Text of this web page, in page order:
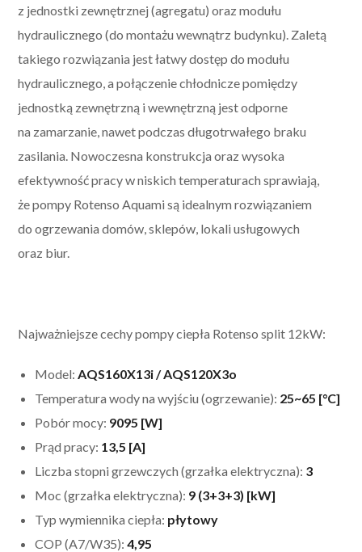
z jednostki zewnętrznej (agregatu) oraz modułu
hydraulicznego (do montażu wewnątrz budynku). Zaletą
takiego rozwiązania jest łatwy dostęp do modułu
hydraulicznego, a połączenie chłodnicze pomiędzy
jednostką zewnętrzną i wewnętrzną jest odporne
na zamarzanie, nawet podczas długotrwałego braku
zasilania. Nowoczesna konstrukcja oraz wysoka
efektywność pracy w niskich temperaturach sprawiają,
że pompy Rotenso Aquami są idealnym rozwiązaniem
do ogrzewania domów, sklepów, lokali usługowych
oraz biur.
Najważniejsze cechy pompy ciepła Rotenso split 12kW:
Model: AQS160X13i / AQS120X3o
Temperatura wody na wyjściu (ogrzewanie): 25~65 [°C]
Pobór mocy: 9095 [W]
Prąd pracy: 13,5 [A]
Liczba stopni grzewczych (grzałka elektryczna): 3
Moc (grzałka elektryczna): 9 (3+3+3) [kW]
Typ wymiennika ciepła: płytowy
COP (A7/W35):4,95